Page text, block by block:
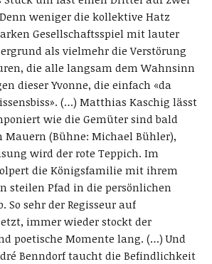
weniger die kollektive Hatz
Gesellschaftsspiel mit lauter
als vielmehr die Verstörung
die alle langsam dem Wahnsinn
dieser Yvonne, die einfach «da
(…) Matthias Kaschig lässt
wie die Gemüter sind bald
(Bühne: Michael Bühler),
wird der rote Teppich. Im
die Königsfamilie mit ihrem
steilen Pfad in die persönlichen
So sehr der Regisseur auf
immer wieder stockt der
poetische Momente lang. (…) Und
Benndorf taucht die Befindlichkeit